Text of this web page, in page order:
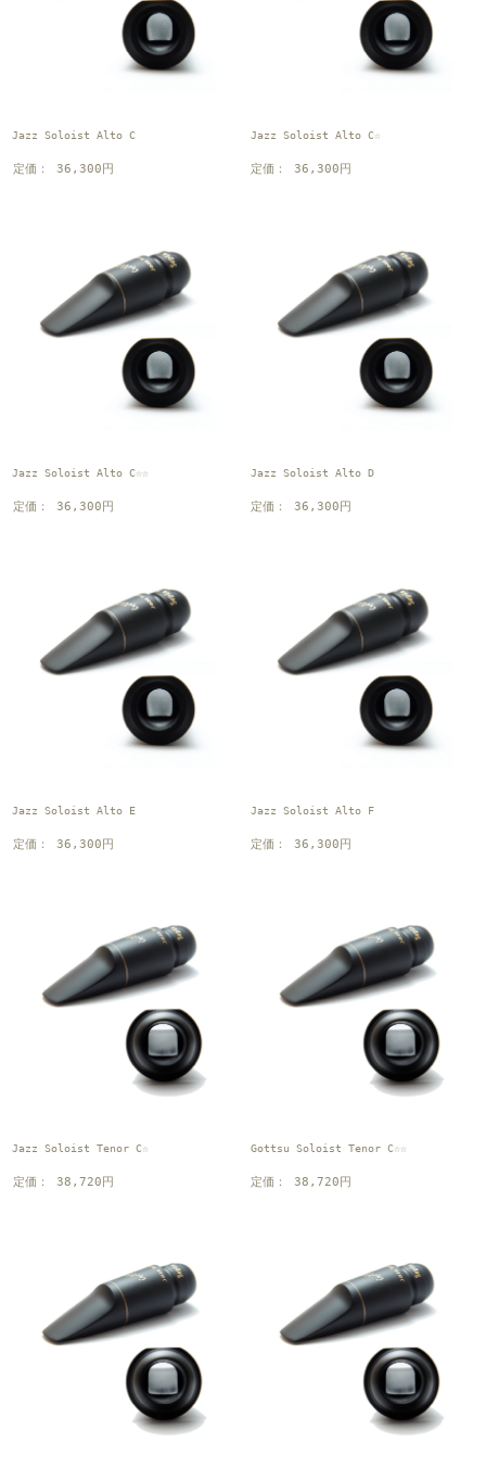
Jazz Soloist Alto C
定価： 36,300円
Jazz Soloist Alto C☆
定価： 36,300円
Jazz Soloist Alto C☆☆
定価： 36,300円
Jazz Soloist Alto D
定価： 36,300円
Jazz Soloist Alto E
定価： 36,300円
Jazz Soloist Alto F
定価： 36,300円
Jazz Soloist Tenor C☆
定価： 38,720円
Gottsu Soloist Tenor C☆☆
定価： 38,720円